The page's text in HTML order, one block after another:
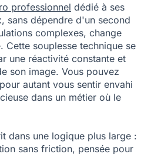
professionnel dédié à ses
sans dépendre d'un second
complexes, change
Cette souplesse technique se
une réactivité constante et
son image. Vous pouvez
autant vous sentir envahi
dans un métier où le
dans une logique plus large :
sans friction, pensée pour